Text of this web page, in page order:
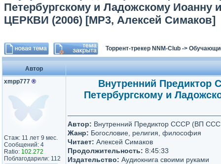
Петербургскому и Ладожскому
ЦЕРКВИ (2006) [MP3, Алексей Симаков]
Торрент-трекер NNM-Club ->
Автор
xmpp777 ®
Стаж: 11 лет 9 мес.
Сообщений: 4
Ratio: 102.272
Поблагодарили: 112
Внутренний
Петербургскому и
Автор: Внутренний Предиктор СССР (ВП
Жанр: Богословие, религия, философия
Читает: Алексей Симаков
Продолжительность: 8:45:33
Издательство: Аудиокнига своими руками